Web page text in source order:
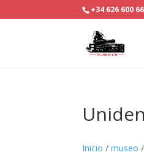
+34 626 600
Inicio /museo /